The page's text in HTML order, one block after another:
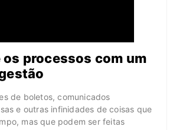
processos com um
de boletos, comunicados
e outras infinidades de coisas que
mas que podem ser feitas